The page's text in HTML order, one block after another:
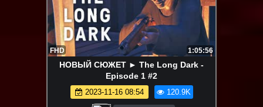
FHD 1:05:56
НОВЫЙ СЮЖЕТ ► The Long Dark -
Episode 1 #2
2023-11-16 08:54 120.9K